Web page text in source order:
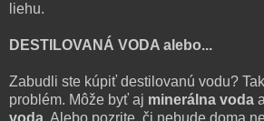
liehu.
DESTILOVANÁ VODA alebo...
Zabudli ste kúpiť destilovanú vodu?
problém. Môže byť aj minerálna voda
voda. Alebo pozrite, či nebude doma